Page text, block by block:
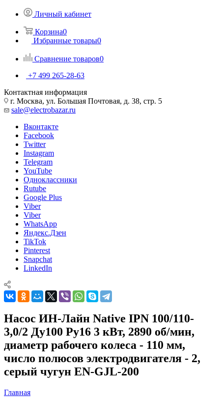
Личный кабинет
Корзина0
Избранные товары0
Сравнение товаров0
+7 499 265-28-63
Контактная информация
г. Москва, ул. Большая Почтовая, д. 38, стр. 5
sale@electrobazar.ru
Вконтакте
Facebook
Twitter
Instagram
Telegram
YouTube
Одноклассники
Rutube
Google Plus
Viber
Viber
WhatsApp
Яндекс.Дзен
TikTok
Pinterest
Snapchat
LinkedIn
Насос ИН-Лайн Native IPN 100/110-
3,0/2 Ду100 Ру16 3 кВт, 2890 об/мин,
диаметр рабочего колеса - 110 мм,
число полюсов электродвигателя - 2,
серый чугун EN-GJL-200
Главная